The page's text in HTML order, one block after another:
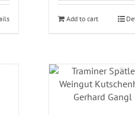
Add to cart